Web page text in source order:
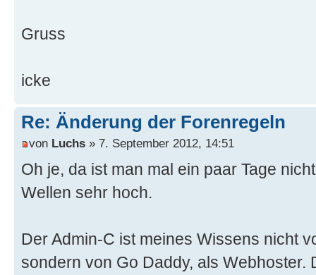
Gruss
icke
Re: Änderung der Forenregeln
von Luchs » 7. September 2012, 14:51
Oh je, da ist man mal ein paar Tage
Wellen sehr hoch.
Der Admin-C ist meines Wissens nicht
sondern von Go Daddy, als Webhoster.